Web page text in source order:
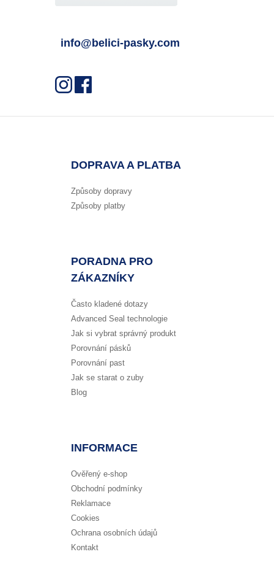
info@belici-pasky.com
DOPRAVA A PLATBA
Způsoby dopravy
Způsoby platby
PORADNA PRO
ZÁKAZNÍKY
Často kladené dotazy
Advanced Seal technologie
Jak si vybrat správný produkt
Porovnání pásků
Porovnání past
Jak se starat o zuby
Blog
INFORMACE
Ověřený e-shop
Obchodní podmínky
Reklamace
Cookies
Ochrana osobních údajů
Kontakt